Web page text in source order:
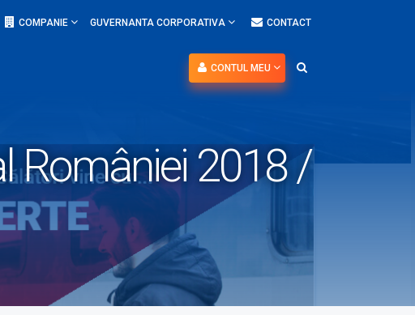
COMPANIE GUVERNANTA CORPORATIVA CONTACT
CONTUL MEU
României 2018 /